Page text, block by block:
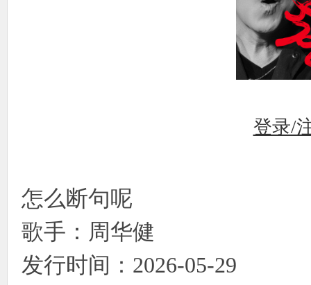
登录/
怎么断句呢
歌手：周华健
发行时间：2026-05-29